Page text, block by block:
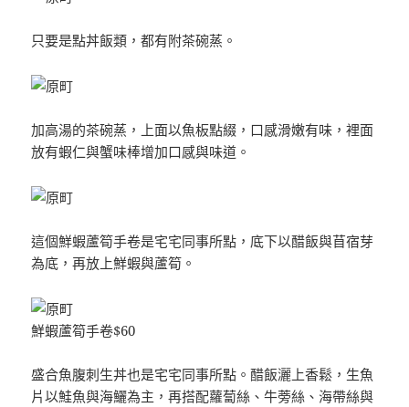
只要是點丼飯類，都有附茶碗蒸。
加高湯的茶碗蒸，上面以魚板點綴，口感滑嫩有味，裡面
放有蝦仁與蟹味棒增加口感與味道。
這個鮮蝦蘆筍手卷是宅宅同事所點，底下以醋飯與苜宿芽
為底，再放上鮮蝦與蘆筍。
鮮蝦蘆筍手卷$60
盛合魚腹刺生丼也是宅宅同事所點。醋飯灑上香鬆，生魚
片以鮭魚與海鱺為主，再搭配蘿蔔絲、牛蒡絲、海帶絲與